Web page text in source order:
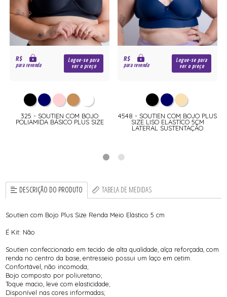
R$
para revenda
Logue-se para
ver o preço
325 - SOUTIEN COM BOJO
POLIAMIDA BÁSICO PLUS SIZE
R$
para revenda
Logue-se para
ver o preço
4548 - SOUTIEN COM BOJO PLUS
SIZE LISO ELASTÍCO 5CM
LATERAL SUSTENTAÇÃO
DESCRIÇÃO DO PRODUTO TABELA DE MEDIDAS
Soutien com Bojo Plus Size Renda Meio Elástico 5 cm
É Kit: Não
Soutien confeccionado em tecido de alta qualidade, alça reforçada, com
renda no centro da base, entresseio possui um laço em cetim.
Confortável, não incomoda;
Bojo composto por poliuretano;
Toque macio, leve com elasticidade;
Disponível nas cores informadas;